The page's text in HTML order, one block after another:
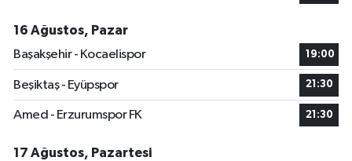
16 Ağustos, Pazar
Başakşehir - Kocaelispor
19:00
Beşiktaş - Eyüpspor 21:30
Amed - Erzurumspor FK 21:30
17 Ağustos, Pazartesi